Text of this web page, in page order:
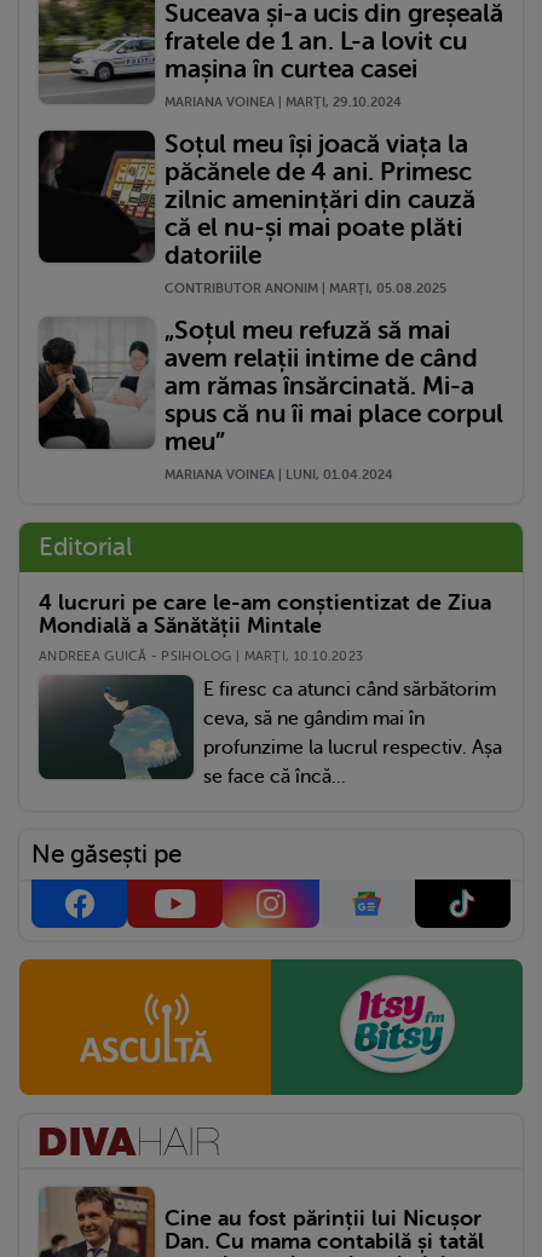
Suceava și-a ucis din greșeală
fratele de 1 an. L-a lovit cu
mașina în curtea casei
MARIANA VOINEA | MARŢI, 29.10.2024
Soțul meu își joacă viața la
păcănele de 4 ani. Primesc
zilnic amenințări din cauză
că el nu-și mai poate plăti
datoriile
CONTRIBUTOR ANONIM | MARŢI, 05.08.2025
„Soțul meu refuză să mai
avem relații intime de când
am rămas însărcinată. Mi-a
spus că nu îi mai place corpul
meu”
MARIANA VOINEA | LUNI, 01.04.2024
Editorial
4 lucruri pe care le-am conștientizat de Ziua
Mondială a Sănătății Mintale
ANDREEA GUICĂ - PSIHOLOG | MARŢI, 10.10.2023
E firesc ca atunci când sărbătorim
ceva, să ne gândim mai în
profunzime la lucrul respectiv. Așa
se face că încă...
Ne găsești pe
Cine au fost părinții lui Nicușor
Dan. Cu mama contabilă și tatăl